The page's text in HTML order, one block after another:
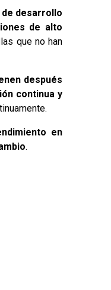
desarrollo
de alto
que no han
después
continua y
en
.